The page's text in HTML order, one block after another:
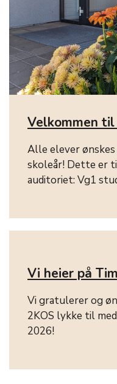
Velkommen
Alle elever
skoleår! Dette er
auditoriet: Vg1
Vi heier på
Vi gratulerer og
2KOS lykke til
2026!